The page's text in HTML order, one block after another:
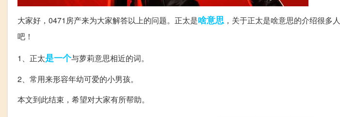
大家好，0471房产来为大家解答以上的问题。正太是啥意思 ，关于正太是啥意思的介绍很多人
吧！
1、正太是一个与萝莉意思相近的词。
2、常用来形容年幼可爱的小男孩。
本文到此结束，希望对大家有所帮助。